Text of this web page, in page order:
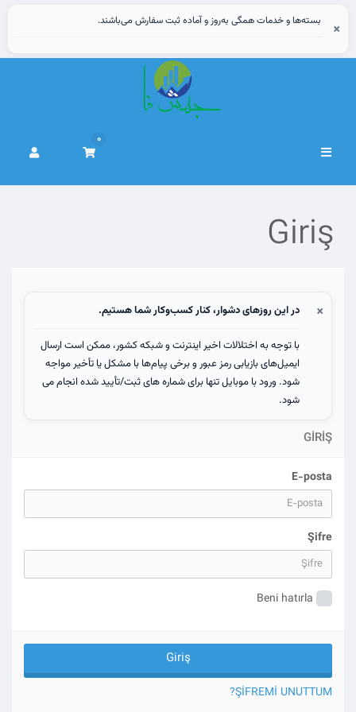
بسته‌ها و خدمات همگی به‌روز و آماده ثبت سفارش می‌باشند. ×
Gezinmeyi
0
Giriş
در این روزهای دشوار، کنار کسب‌وکار شما هستیم.
با توجه به اختلالات اخیر اینترنت و شبکه کشور، ممکن است ارسال
ایمیل‌های بازیابی رمز عبور و برخی پیام‌ها با مشکل یا تأخیر مواجه
شود. ورود با موبایل تنها برای شماره های ثبت/تأیید شده انجام می
شود.
×
GIRIŞ
E-posta
Şifre
ŞIFREMI UNUTTUM?